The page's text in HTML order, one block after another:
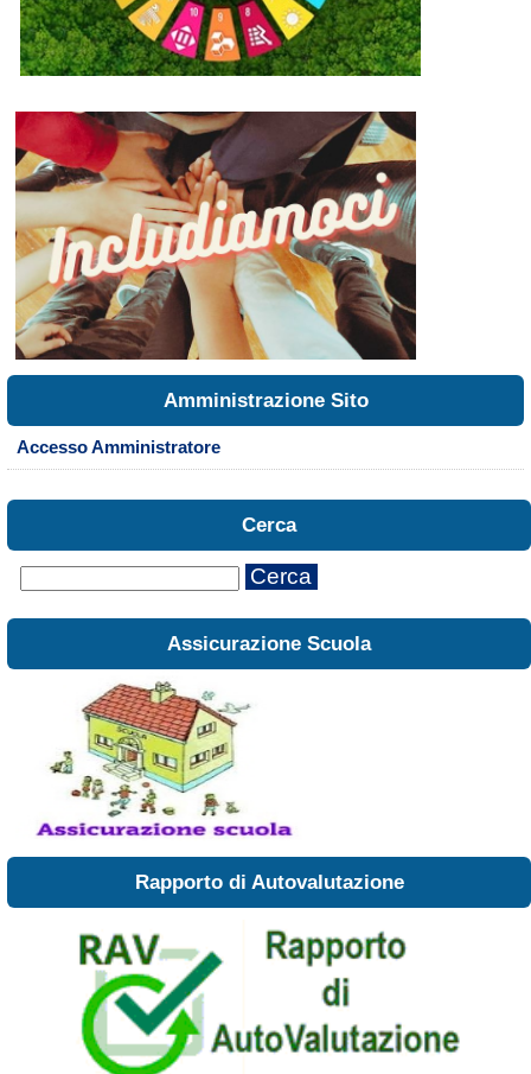
Amministrazione Sito
Accesso Amministratore
Cerca
Cerca
Assicurazione Scuola
Rapporto di Autovalutazione